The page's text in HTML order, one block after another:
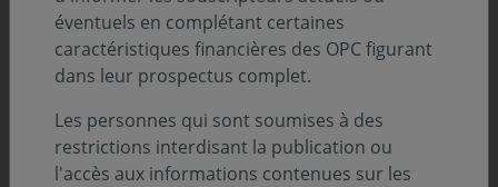
Pour en savoir plus sur le label Greenfin
CONSULTER LE SITE DU MINISTÈRE DE LA TRANSITION
ÉCOLOGIQUE ET DE LA COHÉSION DE…
éventuels en complétant certaines
caractéristiques financières des OPC figurant
dans leur prospectus complet.
Les personnes qui sont soumises à des
restrictions interdisant la publication ou
l'accès aux informations contenues sur les